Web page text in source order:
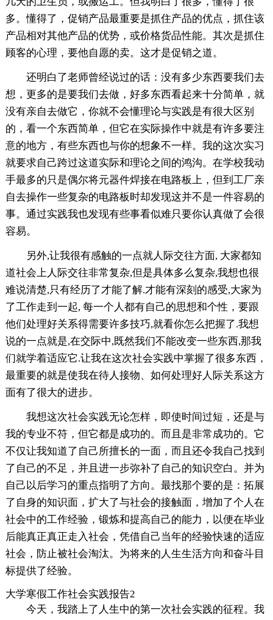
多。懂得了，促销产品最重要是抓住产品的优点，抓住该
产品相对其他产品的优势，或价格货品性能。其次是抓住
顾客的心理，要他自愿的卖。这才是促销之道。
还明白了老师曾经说过的话：没有多少东西要我们去
想，更多的是要我们去做，好多东西看起来十分简单，就
没有亲自去做它，你就不会懂理论与实践是有很大区别
的，看一个东西简单，但它在实际操作中就是有许多要注
意的地方，有些东西也与你的想象不一样。我的这次实习
就要求自己跨过这道实际和理论之间的鸿沟。在学校我动
手最多的只是偶尔将元器件焊接在电路板上，但到工厂亲
自去操作一些复杂的电路板时却发现这并不是一件容易的
事。通过实践我也发现有些事看似难只要你认真做了会很
容易。
另外,让我很有感触的一点就人际交往方面, 大家都知
道社会上人际交往非常复杂,但是具体多么复杂,我想也很
难说清楚,只有经历了才能了解.才能有深刻的感受,大家为
了工作走到一起, 每一个人都有自己的思想和个性，要跟
他们处理好关系得需要许多技巧,就看你怎么把握了.我想
说的一点就是,在交际中,既然我们不能改变一些东西,那我
们就学着适应它.让我在这次社会实践中掌握了很多东西，
最重要的就是使我在待人接物、如何处理好人际关系这方
面有了很大的进步。
我想这次社会实践无论怎样，即使时间过短，还是与
我的专业不符，但它都是成功的。而且是非常成功的。它
不仅让我知道了自己所擅长的一面，而且还令我自己找到
了自己的不足，并且进一步弥补了自己的知识空白。并为
自己以后学习的重点指明了方向。最找那个要的是：拓展
了自身的知识面，扩大了与社会的接触面，增加了个人在
社会中的工作经验，锻炼和提高自己的能力，以便在毕业
后能真正真正走入社会，凭借自己当年的经验快速的适应
社会，防止被社会淘汰。为将来的人生生活方向和奋斗目
标提供了经验。
大学寒假工作社会实践报告2
今天，我踏上了人生中的第一次社会实践的征程。我